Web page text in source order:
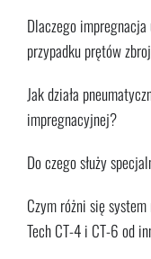
Dlaczego
przypadku prętów
Jak działa
impregnacyjnej?
Do czego służy
Czym różni się
Tech CT-4 i CT-6 od